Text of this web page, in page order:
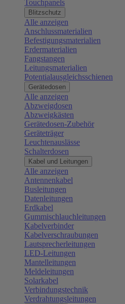
Touchpanels
Blitzschutz
Alle anzeigen
Anschlussmaterialien
Befestigungsmaterialien
Erdermaterialien
Fangstangen
Leitungsmaterialien
Potentialausgleichsschienen
Gerätedosen
Alle anzeigen
Abzweigdosen
Abzweigkästen
Gerätedosen-Zubehör
Geräteträger
Leuchtenauslässe
Schalterdosen
Kabel und Leitungen
Alle anzeigen
Antennenkabel
Busleitungen
Datenleitungen
Erdkabel
Gummischlauchleitungen
Kabelverbinder
Kabelverschraubungen
Lautsprecherleitungen
LED-Leitungen
Mantelleitungen
Meldeleitungen
Solarkabel
Verbindungstechnik
Verdrahtungsleitungen